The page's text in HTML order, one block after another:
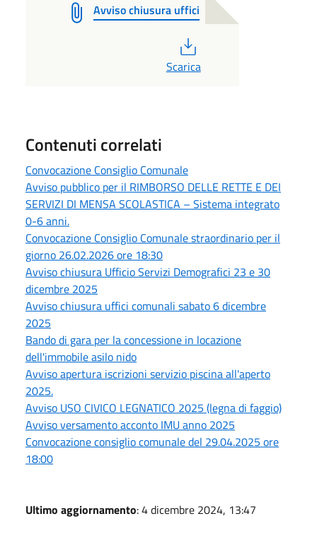
Avviso chiusura uffici
Scarica
Contenuti correlati
Convocazione Consiglio Comunale
Avviso pubblico per il RIMBORSO DELLE RETTE E DEI
SERVIZI DI MENSA SCOLASTICA – Sistema integrato
0-6 anni.
Convocazione Consiglio Comunale straordinario per il
giorno 26.02.2026 ore 18:30
Avviso chiusura Ufficio Servizi Demografici 23 e 30
dicembre 2025
Avviso chiusura uffici comunali sabato 6 dicembre
2025
Bando di gara per la concessione in locazione
dell'immobile asilo nido
Avviso apertura iscrizioni servizio piscina all'aperto
2025.
Avviso USO CIVICO LEGNATICO 2025 (legna di faggio)
Avviso versamento acconto IMU anno 2025
Convocazione consiglio comunale del 29.04.2025 ore
18:00
Ultimo aggiornamento: 4 dicembre 2024, 13:47